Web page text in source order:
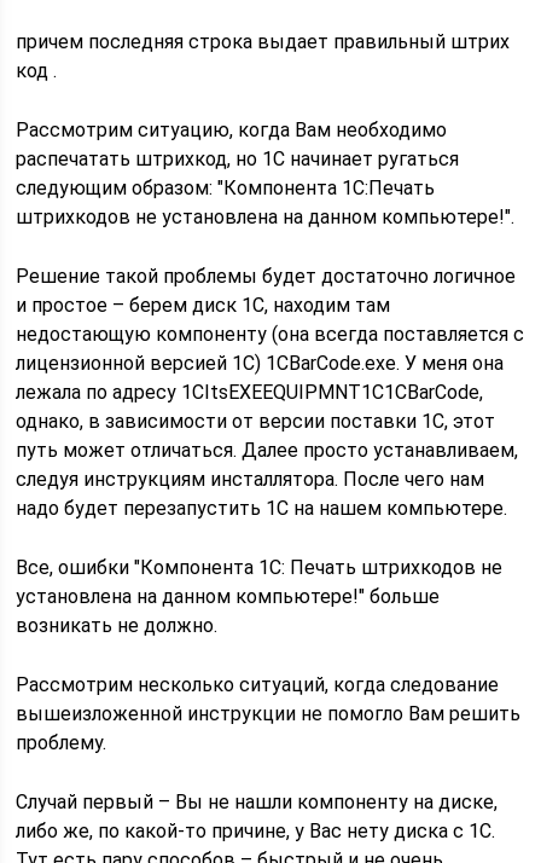
причем последняя строка выдает правильный штрих
код .
Рассмотрим ситуацию, когда Вам необходимо
распечатать штрихкод, но 1С начинает ругаться
следующим образом: "Компонента 1С:Печать
штрихкодов не установлена на данном компьютере!".
Решение такой проблемы будет достаточно логичное
и простое – берем диск 1С, находим там
недостающую компоненту (она всегда поставляется с
лицензионной версией 1С) 1CBarCode.exe. У меня она
лежала по адресу 1CItsEXEEQUIPMNT1C1CBarCode,
однако, в зависимости от версии поставки 1С, этот
путь может отличаться. Далее просто устанавливаем,
следуя инструкциям инсталлятора. После чего нам
надо будет перезапустить 1С на нашем компьютере.
Все, ошибки "Компонента 1С: Печать штрихкодов не
установлена на данном компьютере!" больше
возникать не должно.
Рассмотрим несколько ситуаций, когда следование
вышеизложенной инструкции не помогло Вам решить
проблему.
Случай первый – Вы не нашли компоненту на диске,
либо же, по какой-то причине, у Вас нету диска с 1С.